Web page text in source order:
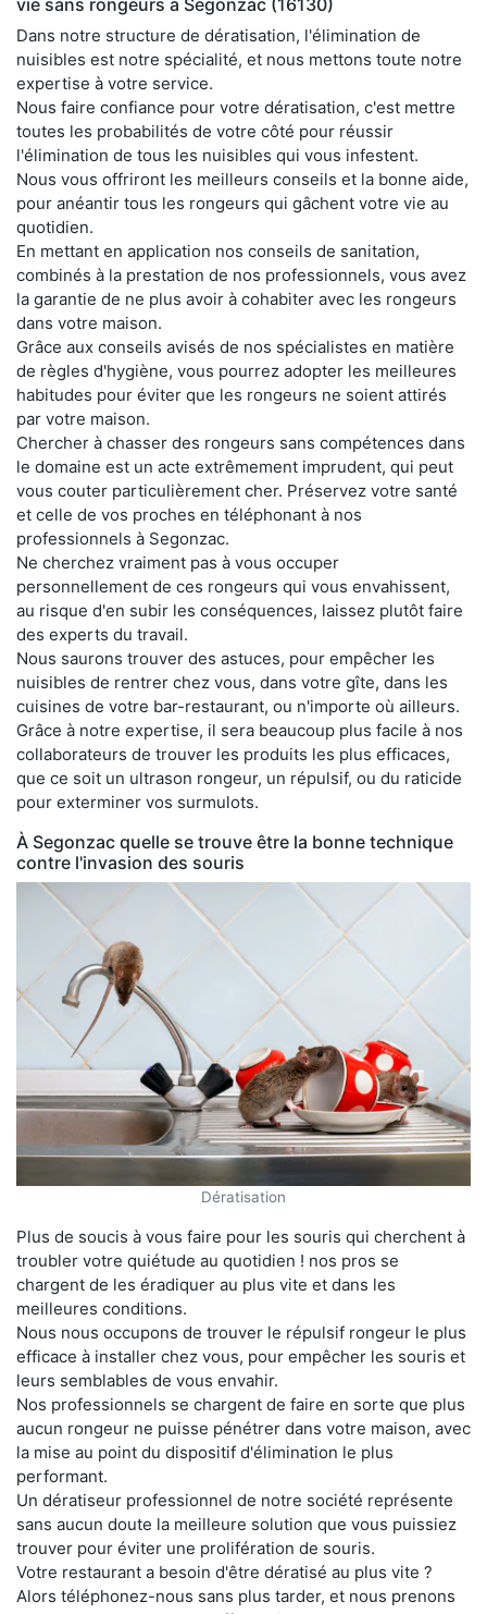
vie sans rongeurs à Segonzac (16130)
Dans notre structure de dératisation, l'élimination de
nuisibles est notre spécialité, et nous mettons toute notre
expertise à votre service.
Nous faire confiance pour votre dératisation, c'est mettre
toutes les probabilités de votre côté pour réussir
l'élimination de tous les nuisibles qui vous infestent.
Nous vous offriront les meilleurs conseils et la bonne aide,
pour anéantir tous les rongeurs qui gâchent votre vie au
quotidien.
En mettant en application nos conseils de sanitation,
combinés à la prestation de nos professionnels, vous avez
la garantie de ne plus avoir à cohabiter avec les rongeurs
dans votre maison.
Grâce aux conseils avisés de nos spécialistes en matière
de règles d'hygiène, vous pourrez adopter les meilleures
habitudes pour éviter que les rongeurs ne soient attirés
par votre maison.
Chercher à chasser des rongeurs sans compétences dans
le domaine est un acte extrêmement imprudent, qui peut
vous couter particulièrement cher. Préservez votre santé
et celle de vos proches en téléphonant à nos
professionnels à Segonzac.
Ne cherchez vraiment pas à vous occuper
personnellement de ces rongeurs qui vous envahissent,
au risque d'en subir les conséquences, laissez plutôt faire
des experts du travail.
Nous saurons trouver des astuces, pour empêcher les
nuisibles de rentrer chez vous, dans votre gîte, dans les
cuisines de votre bar-restaurant, ou n'importe où ailleurs.
Grâce à notre expertise, il sera beaucoup plus facile à nos
collaborateurs de trouver les produits les plus efficaces,
que ce soit un ultrason rongeur, un répulsif, ou du raticide
pour exterminer vos surmulots.
À Segonzac quelle se trouve être la bonne technique
contre l'invasion des souris
Dératisation
Plus de soucis à vous faire pour les souris qui cherchent à
troubler votre quiétude au quotidien ! nos pros se
chargent de les éradiquer au plus vite et dans les
meilleures conditions.
Nous nous occupons de trouver le répulsif rongeur le plus
efficace à installer chez vous, pour empêcher les souris et
leurs semblables de vous envahir.
Nos professionnels se chargent de faire en sorte que plus
aucun rongeur ne puisse pénétrer dans votre maison, avec
la mise au point du dispositif d'élimination le plus
performant.
Un dératiseur professionnel de notre société représente
sans aucun doute la meilleure solution que vous puissiez
trouver pour éviter une prolifération de souris.
Votre restaurant a besoin d'être dératisé au plus vite ?
Alors téléphonez-nous sans plus tarder, et nous prenons